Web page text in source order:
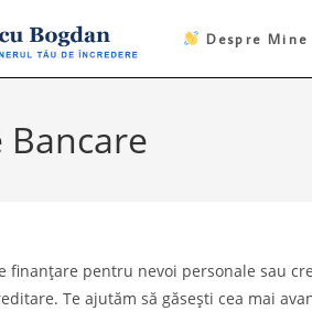
Despre Mine
Bancare
finanțare pentru nevoi personale sau
Te ajutăm să găsești cea mai